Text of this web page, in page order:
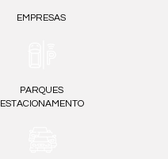
EMPRESAS
PARQUES
ESTACIONAMENTO